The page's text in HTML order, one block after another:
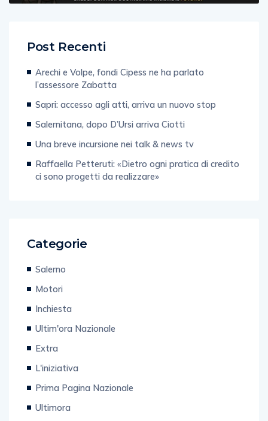
l’assessore Zabatta
Sapri: accesso agli atti, arriva un nuovo stop
Salernitana, dopo D’Ursi arriva Ciotti
Una breve incursione nei talk & news tv
Raffaella Petteruti: «Dietro ogni pratica di credito
ci sono progetti da realizzare»
Motori
Inchiesta
Ultim'ora Nazionale
Extra
L'iniziativa
Prima Pagina Nazionale
Ultimora
Campania